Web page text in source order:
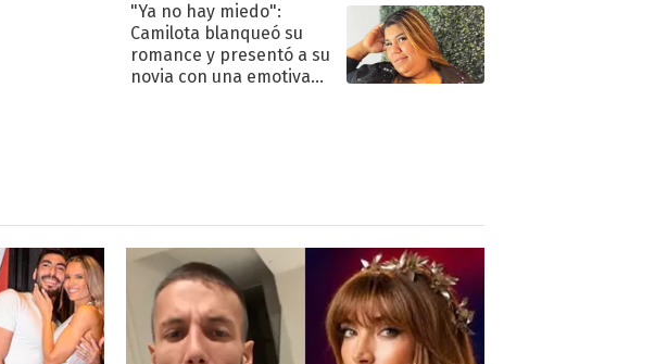
"Ya no hay miedo":
Camilota blanqueó su
romance y presentó a su
novia con una emotiva